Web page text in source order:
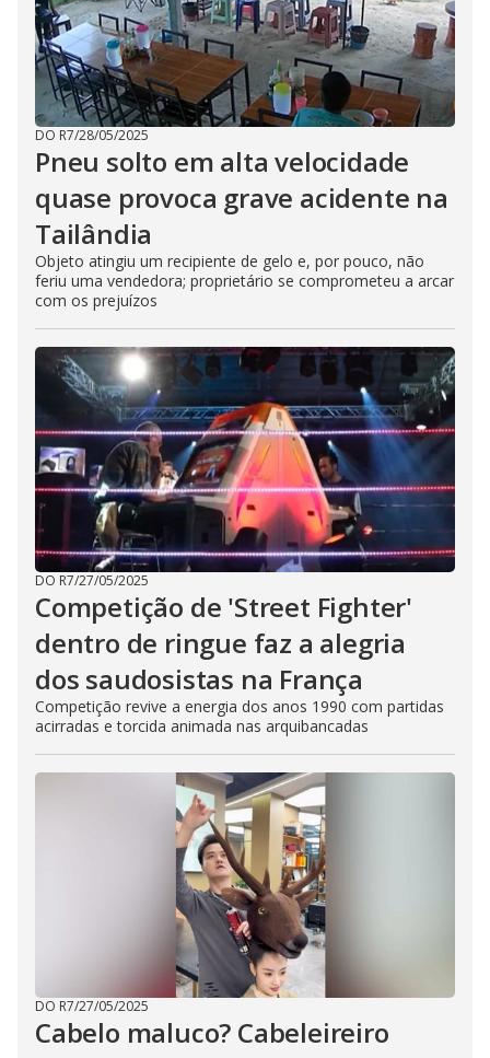
DO R7/28/05/2025
Pneu solto em alta velocidade
quase provoca grave acidente na
Tailândia
Objeto atingiu um recipiente de gelo e, por pouco, não
feriu uma vendedora; proprietário se comprometeu a arcar
com os prejuízos
DO R7/27/05/2025
Competição de 'Street Fighter'
dentro de ringue faz a alegria
dos saudosistas na França
Competição revive a energia dos anos 1990 com partidas
acirradas e torcida animada nas arquibancadas
DO R7/27/05/2025
Cabelo maluco? Cabeleireiro